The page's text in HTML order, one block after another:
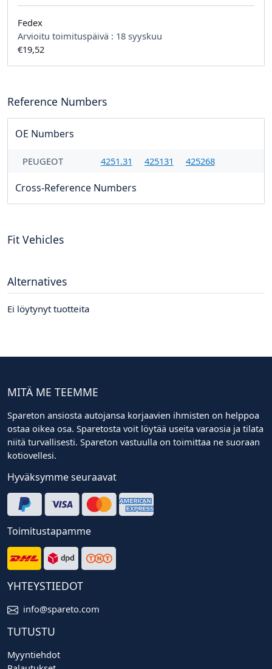
Fedex
Arvioitu toimituspäivä : 18 syyskuu
€19,52
Reference Numbers
OE Numbers
PEUGEOT 4251.31 425131 425268
Cross-Reference Numbers
Fit Vehicles
Alternatives
Ei löytynyt tuotteita
MITÄ ME TEEMME
Spareton ansiosta autojansa korjaavien ihmisten on helppoa
ostaa oikea osa. Sparetosta voit löytää useita varaosia ja tilata
niitä turvallisesti. Spareton vastuulla on toimittaa ne suoraan
kotiovellesi.
Hyväksymme seuraavat
Toimitustapamme
YHTEYSTIEDOT
info@spareto.com
TUTUSTU
Myyntiehdot